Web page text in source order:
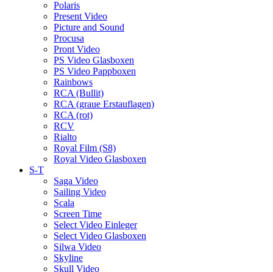
Polaris
Present Video
Picture and Sound
Procusa
Pront Video
PS Video Glasboxen
PS Video Pappboxen
Rainbows
RCA (Bullit)
RCA (graue Erstauflagen)
RCA (rot)
RCV
Rialto
Royal Film (S8)
Royal Video Glasboxen
S-T
Saga Video
Sailing Video
Scala
Screen Time
Select Video Einleger
Select Video Glasboxen
Silwa Video
Skyline
Skull Video